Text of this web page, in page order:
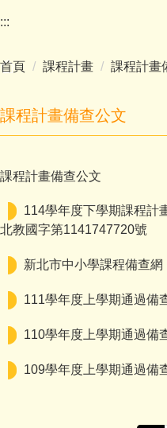
:::
首頁 課程計畫 課程計畫
課程計畫備查公文
課程計畫備查公文
114學年度下學期課程計
北教國字第1141747720號
新北市中小學課程備查網
111學年度上學期通過備
110學年度上學期通過備
109學年度上學期通過備